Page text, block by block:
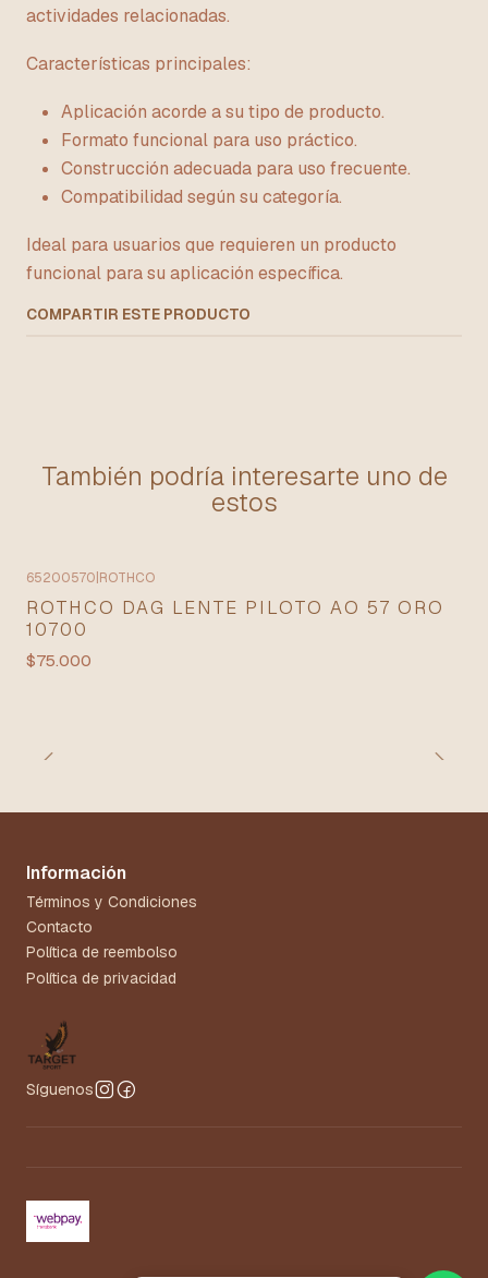
actividades relacionadas.
Características principales:
Aplicación acorde a su tipo de producto.
Formato funcional para uso práctico.
Construcción adecuada para uso frecuente.
Compatibilidad según su categoría.
Ideal para usuarios que requieren un producto
funcional para su aplicación específica.
COMPARTIR ESTE PRODUCTO
También podría interesarte uno de
estos
65200570 ROTHCO
ROTHCO DAG LENTE PILOTO AO 57 ORO
10700
$75.000
Información
Términos y Condiciones
Contacto
Política de reembolso
Política de privacidad
Síguenos